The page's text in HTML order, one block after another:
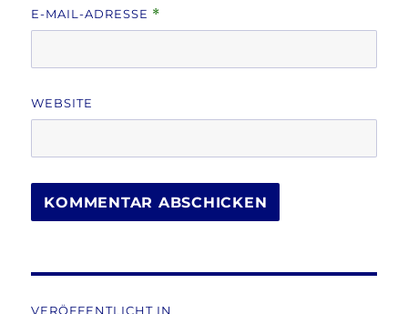
E-MAIL-ADRESSE *
WEBSITE
VERÖFFENTLICHT IN